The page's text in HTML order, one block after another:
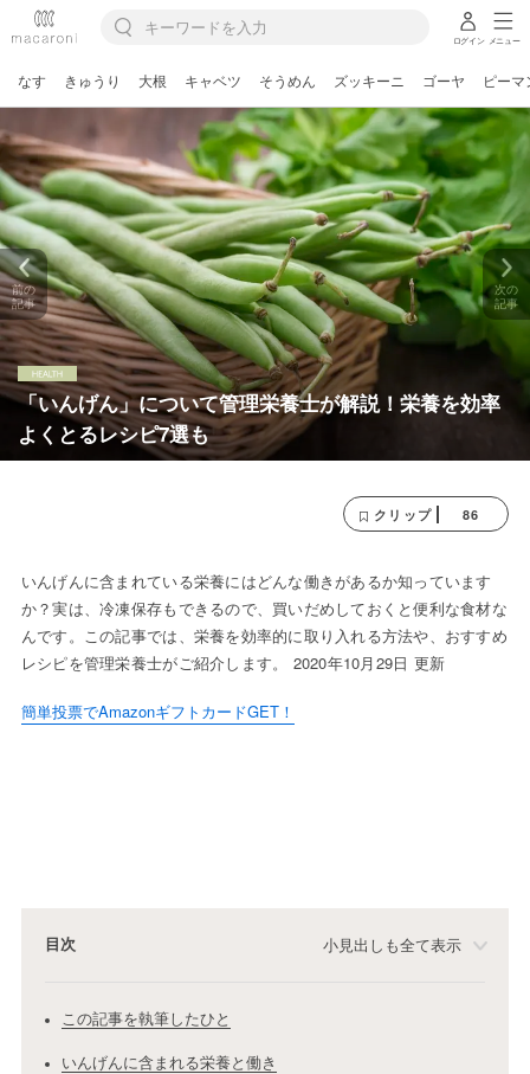
ログイン メニュー
なす きゅうり 大根 キャベツ そうめん ズッキーニ ゴーヤ ピーマ
「いんげん」について管理栄養士が解説！栄養を効率
よくとるレシピ7選も
前の
記事
次の
記事
クリップ 86
いんげんに含まれている栄養にはどんな働きがあるか知っています
か？実は、冷凍保存もできるので、買いだめしておくと便利な食材な
んです。この記事では、栄養を効率的に取り入れる方法や、おすすめ
レシピを管理栄養士がご紹介します。 2020年10月29日 更新
簡単投票でAmazonギフトカードGET！
目次 小見出しも全て表示
この記事を執筆したひと
いんげんに含まれる栄養と働き